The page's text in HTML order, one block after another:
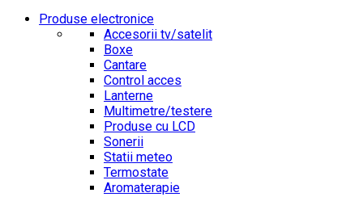
Produse electronice
Accesorii tv/satelit
Boxe
Cantare
Control acces
Lanterne
Multimetre/testere
Produse cu LCD
Sonerii
Statii meteo
Termostate
Aromaterapie